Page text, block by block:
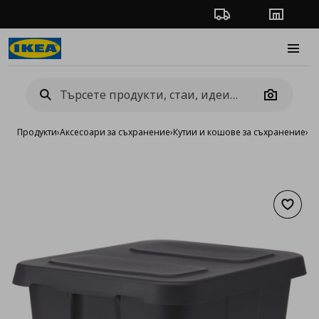
Проследяване на
Camera
Продукти›Аксесоари за съхранение›Кутии и кошове за съхранение›